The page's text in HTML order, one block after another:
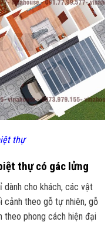
thự
thự có gác lửng
dành cho khách, các vật
cảnh theo gỗ tự nhiên, gỗ
phong cách hiện đại